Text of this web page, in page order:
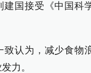
建国接受《中国科
致认为，减少食物
力。